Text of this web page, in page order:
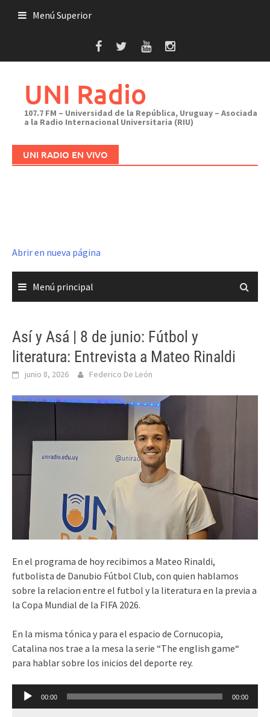
Menú Superior
UNI Radio
107.7 FM – Universidad de la República, Uruguay – Asociada
a la Radio Internacional Universitaria (RIU)
UNI RADIO EN VIVO
Abrir en nueva página
Menú principal
Así y Asá | 8 de junio: Fútbol y
literatura: Entrevista a Mateo Rinaldi
junio 8, 2026 Federico De León
En el programa de hoy recibimos a Mateo Rinaldi,
futbolista de Danubio Fútbol Club, con quien hablamos
sobre la relacion entre el futbol y la literatura en la previa a
la Copa Mundial de la FIFA 2026.
En la misma tónica y para el espacio de Cornucopia,
Catalina nos trae a la mesa la serie “The english game“
para hablar sobre los inicios del deporte rey.
Reproductor
00:00 00:00